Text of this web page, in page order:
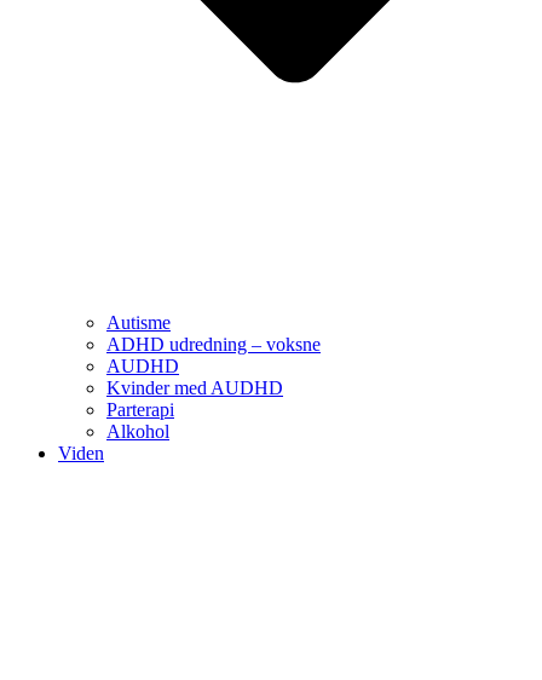
Autisme
ADHD udredning – voksne
AUDHD
Kvinder med AUDHD
Parterapi
Alkohol
Viden